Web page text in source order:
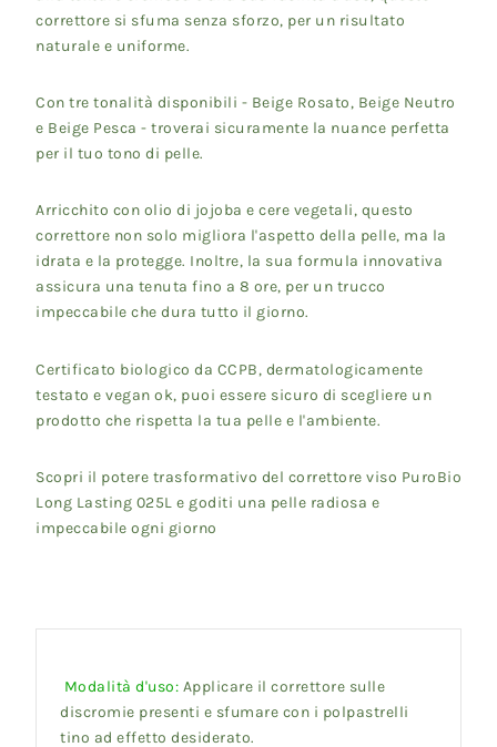
correttore si sfuma senza sforzo, per un risultato
naturale e uniforme.
Con tre tonalità disponibili - Beige Rosato, Beige Neutro
e Beige Pesca - troverai sicuramente la nuance perfetta
per il tuo tono di pelle.
Arricchito con olio di jojoba e cere vegetali, questo
correttore non solo migliora l'aspetto della pelle, ma la
idrata e la protegge. Inoltre, la sua formula innovativa
assicura una tenuta fino a 8 ore, per un trucco
impeccabile che dura tutto il giorno.
Certificato biologico da CCPB, dermatologicamente
testato e vegan ok, puoi essere sicuro di scegliere un
prodotto che rispetta la tua pelle e l'ambiente.
Scopri il potere trasformativo del correttore viso PuroBio
Long Lasting 025L e goditi una pelle radiosa e
impeccabile ogni giorno
Modalità d'uso: Applicare il correttore sulle
discromie presenti e sfumare con i polpastrelli
tino ad effetto desiderato.